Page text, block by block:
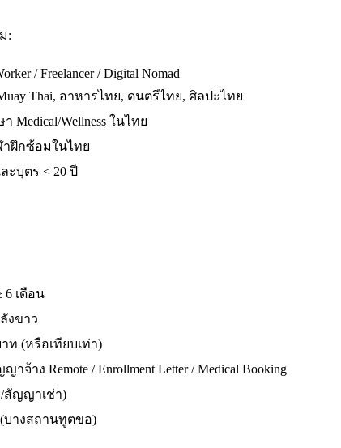
:
/ Freelancer / Digital Nomad
Thai, อาหารไทย, ดนตรีไทย, ศิลปะไทย
Medical/Wellness ในไทย
าฝึกซ้อมในไทย
ะบุตร < 20 ปี
6 เดือน
งขาว
าท (หรือเทียบเท่า)
าง Remote / Enrollment Letter / Medical Booking
สัญญาเช่า)
างสถานทูตขอ)